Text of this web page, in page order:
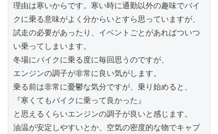
理由は寒いからです。寒い時に通勤以外の趣味でバイ
クに乗る意味がよく分からいとすら思っていますが、
試走の必要があったり、イベントごとがあればついつ
い乗ってしまいます。
冬場にバイクに乗る度に毎回思うのですが、
エンジンの調子が非常に良い気がします。
乗る前は非常に憂鬱な気分ですが、乗り始めると、
『寒くてもバイクに乗って良かった』
と思えるくらいエンジンの調子が良いと感じます。
油温が安定しやすいとか、空気の密度的な物でキャブ